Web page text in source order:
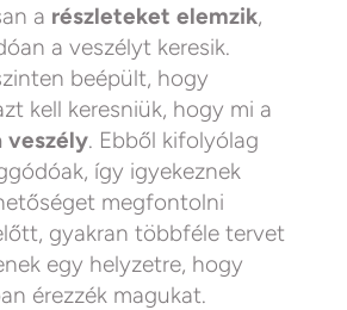
a részleteket elemzik,
a veszélyt keresik.
beépült, hogy
kell keresniük, hogy mi a
veszély. Ebből kifolyólag
így igyekeznek
megfontolni
gyakran többféle tervet
egy helyzetre, hogy
érezzék magukat.